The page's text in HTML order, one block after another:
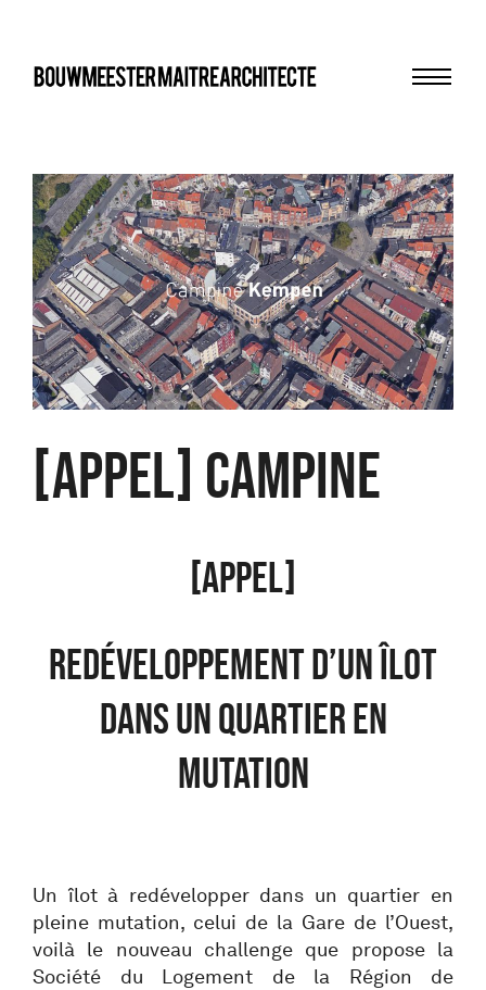
bma
[APPEL] CAMPINE
[APPEL]
Redéveloppement d’un îlot
dans un quartier en
mutation
Un îlot à redévelopper dans un quartier en
pleine mutation, celui de la Gare de l’Ouest,
voilà le nouveau challenge que propose la
Société du Logement de la Région de